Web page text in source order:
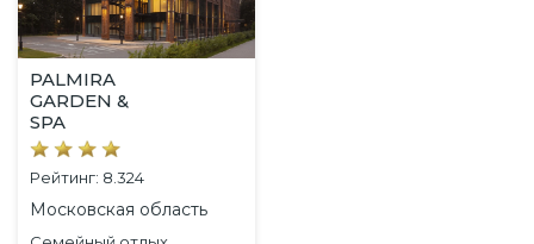
PALMIRA
GARDEN &
SPA
Рейтинг: 8.324
Московская область